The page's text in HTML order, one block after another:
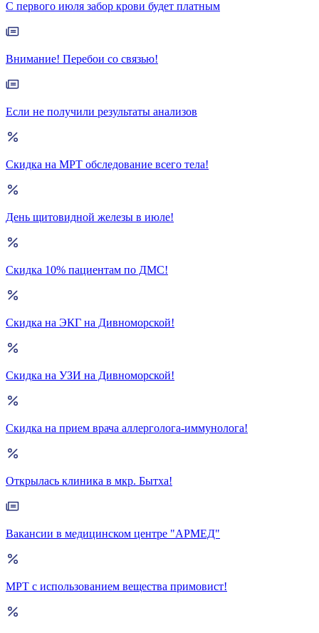
С первого июля забор крови будет платным
Внимание! Перебои со связью!
Если не получили результаты анализов
Скидка на МРТ обследование всего тела!
День щитовидной железы в июле!
Скидка 10% пациентам по ДМС!
Скидка на ЭКГ на Дивноморской!
Скидка на УЗИ на Дивноморской!
Скидка на прием врача аллерголога-иммунолога!
Открылась клиника в мкр. Бытха!
Вакансии в медицинском центре "АРМЕД"
МРТ с использованием вещества примовист!